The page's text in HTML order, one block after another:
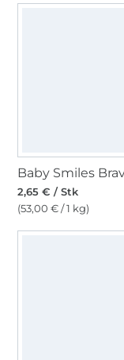
2,65 € / Stk
(53,00 € / 1 kg)